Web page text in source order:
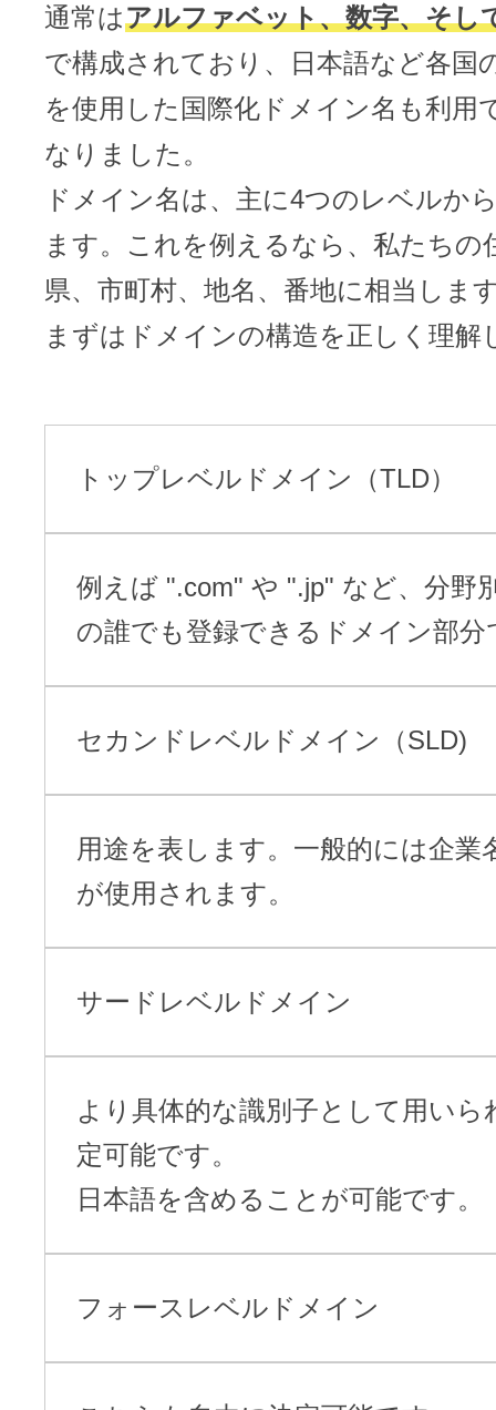
通常はアルファベット、数字、そし
で構成されており、日本語など各国
を使用した国際化ドメイン名も利用
なりました。
ドメイン名は、主に4つのレベルか
ます。これを例えるなら、私たちの
県、市町村、地名、番地に相当しま
まずはドメインの構造を正しく理解
トップレベルドメイン（TLD）
例えば ".com" や ".jp" など、分野
の誰でも登録できるドメイン部分
セカンドレベルドメイン（SLD)
用途を表します。一般的には企業
が使用されます。
サードレベルドメイン
より具体的な識別子として用いら
定可能です。
日本語を含めることが可能です。
フォースレベルドメイン